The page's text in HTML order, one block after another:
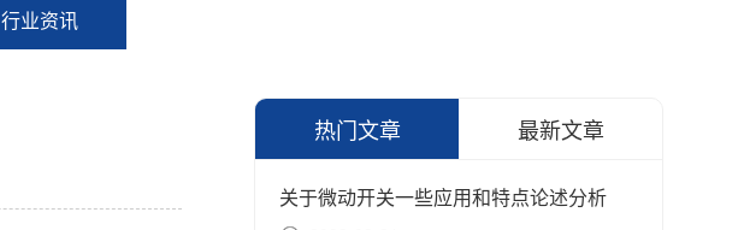
行业资讯
热门文章 最新文章
关于微动开关一些应用和特点论述分析